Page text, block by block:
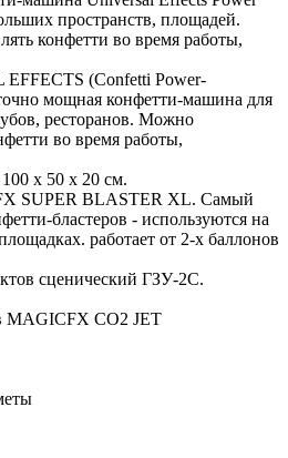
пространств, площадей.
конфетти во время работы,
(Confetti Power-
мощная конфетти-машина для
ресторанов. Можно
во время работы,
х 50 х 20 см.
SUPER BLASTER XL. Самый
бластеров - используются на
работает от 2-х баллонов
сценический ГЗУ-2С.
MAGICFX CO2 JET